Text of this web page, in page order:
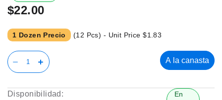
la
galería
imágenes.
$22.00
1 Dozen Precio (12 Pcs) - Unit Price$1.83
A la canasta
Disponibilidad:
En